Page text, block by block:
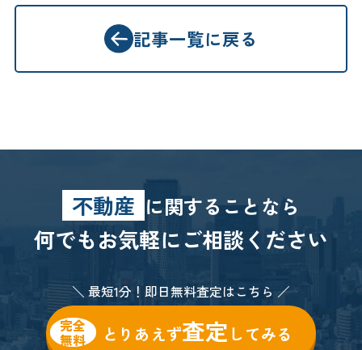
記事一覧に戻る
不動産 に関することなら
何でもお気軽にご相談ください
＼ 最短1分！即日無料査定はこちら ／
完全
無料
とりあえず査定 してみる